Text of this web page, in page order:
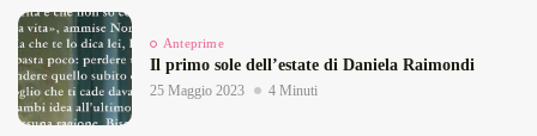
Anteprime
Il primo sole dell’estate di Daniela Raimondi
25 Maggio 2023 4 Minuti